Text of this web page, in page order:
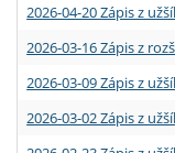
2026-04-20 Zápis z
2026-03-16 Zápis z
2026-03-09 Zápis z
2026-03-02 Zápis z